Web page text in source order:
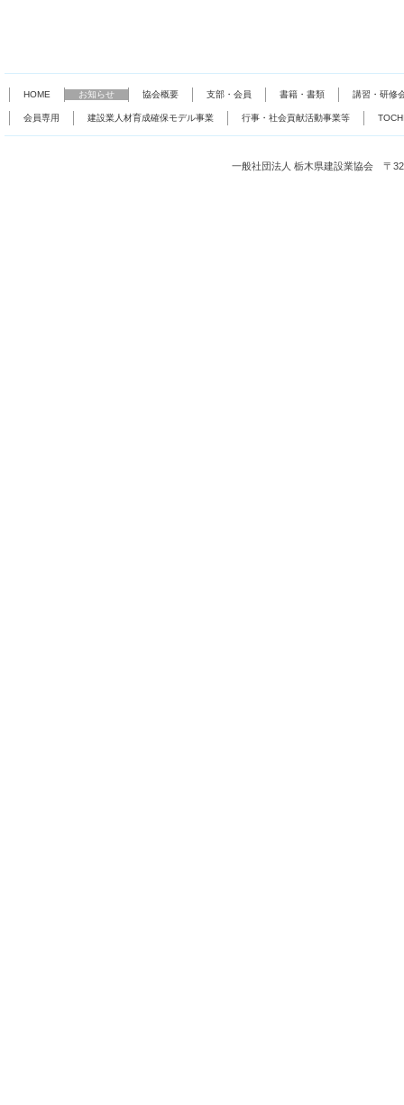
HOME お知らせ 協会概要 支部・会員 書籍・書類 講習・研修
会員専用 建設業人材育成確保モデル事業 行事・社会貢献活動事業等
一般社団法人 栃木県建設業協会 〒